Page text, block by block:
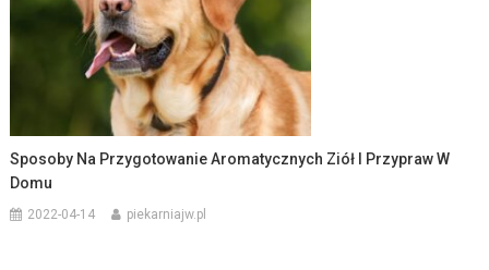
Sposoby Na Przygotowanie Aromatycznych Ziół I Przypraw W
Domu
2022-04-14 piekarniajw.pl